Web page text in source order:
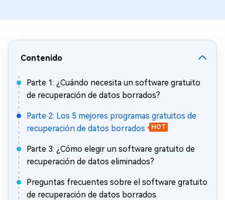
Contenido
Parte 1: ¿Cuándo necesita un software gratuito
de recuperación de datos borrados?
Parte 2: Los 5 mejores programas gratuitos de
recuperación de datos borrados
HOT
Parte 3: ¿Cómo elegir un software gratuito de
recuperación de datos eliminados?
Preguntas frecuentes sobre el software gratuito
de recuperación de datos borrados